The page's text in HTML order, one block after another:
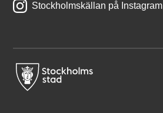
Stockholmskällan på Instagram